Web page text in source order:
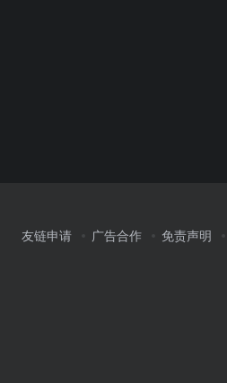
友链申请 广告合作 免责声明